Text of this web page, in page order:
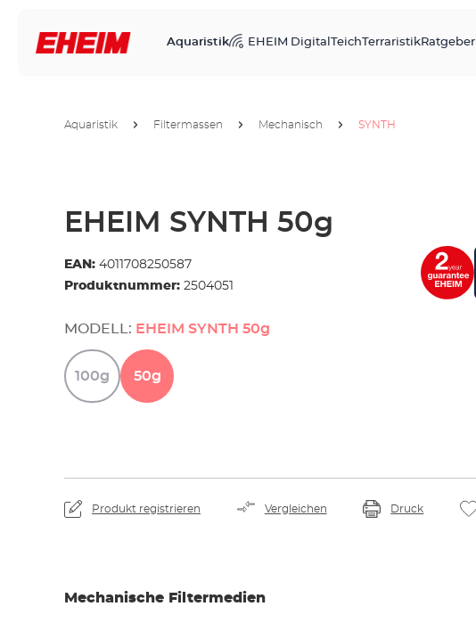
Aquaristik EHEIM Digital TeichTerraristikRatgeber
Aquaristik Filtermassen Mechanisch SYNTH
EHEIM SYNTH 50g
EAN: 4011708250587
Produktnummer: 2504051
MODELL: EHEIM SYNTH 50g
100g 50g
Produkt registrieren Vergleichen Druck
Mechanische Filtermedien